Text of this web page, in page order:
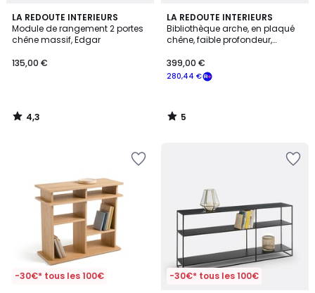
LA REDOUTE INTERIEURS
Module de rangement 2 portes
chêne massif, Edgar
135,00 €
4,3
/ 5
4,3
/
LA REDOUTE INTERIEURS
Bibliothèque arche, en plaqué
chêne, faible profondeur,
280,44 €
399,00 €
5
/
5
5
/
-30€* tous les 100€ -30€* tous les 100€